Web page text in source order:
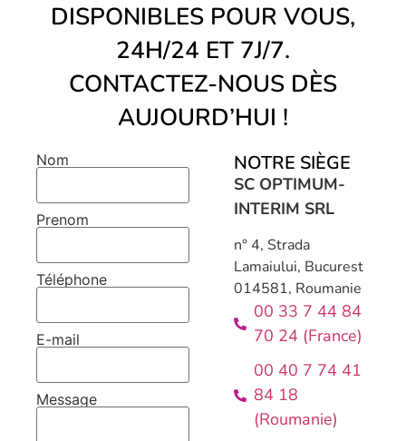
DISPONIBLES POUR VOUS,
24H/24 ET 7J/7.
CONTACTEZ-NOUS DÈS
AUJOURD’HUI !
Nom
Prenom
Téléphone
E-mail
Message
NOTRE SIÈGE
SC OPTIMUM-
INTERIM SRL
n° 4, Strada
Lamaiului, Bucurest
014581, Roumanie
00 33 7 44 84
70 24 (France)
00 40 7 74 41
84 18
(Roumanie)